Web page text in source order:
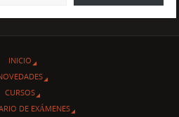
INICIO
CURSOS
DE EXÁMENES